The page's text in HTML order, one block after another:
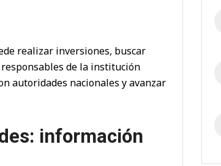
realizar inversiones, buscar
de la institución
autoridades nacionales y avanzar
información